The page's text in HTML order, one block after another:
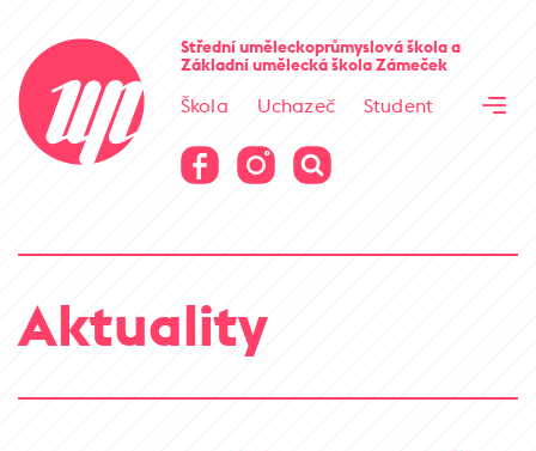
Střední uměleckoprůmyslová školaa
Základní umělecká školaZámeček
Škola Uchazeč
Student
Virtuální prohlídka
Virtuální prohlídka
Aktuality